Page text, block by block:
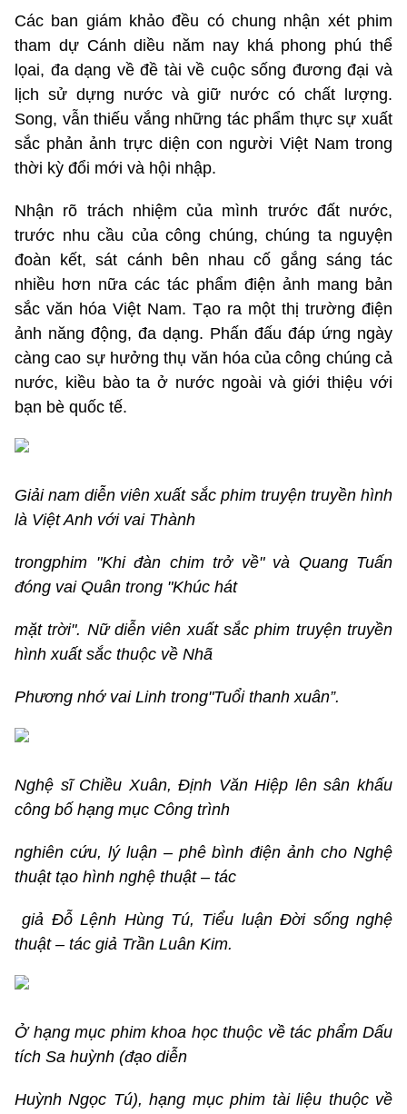
Các ban giám khảo đều có chung nhận xét phim
tham dự Cánh diều năm nay khá phong phú thể
lọai, đa dạng về đề tài về cuộc sống đương đại và
lịch sử dựng nước và giữ nước có chất lượng.
Song, vẫn thiếu vắng những tác phẩm thực sự xuất
sắc phản ảnh trực diện con người Việt Nam trong
thời kỳ đổi mới và hội nhập.
Nhận rõ trách nhiệm của mình trước đất nước,
trước nhu cầu của công chúng, chúng ta nguyện
đoàn kết, sát cánh bên nhau cố gắng sáng tác
nhiều hơn nữa các tác phẩm điện ảnh mang bản
sắc văn hóa Việt Nam. Tạo ra một thị trường điện
ảnh năng động, đa dạng. Phấn đấu đáp ứng ngày
càng cao sự hưởng thụ văn hóa của công chúng cả
nước, kiều bào ta ở nước ngoài và giới thiệu với
bạn bè quốc tế.
Giải nam diễn viên xuất sắc phim truyện truyền hình
là Việt Anh với vai Thành
trongphim "Khi đàn chim trở về" và Quang Tuấn
đóng vai Quân trong "Khúc hát
mặt trời". Nữ diễn viên xuất sắc phim truyện truyền
hình xuất sắc thuộc về Nhã
Phương nhớ vai Linh trong"Tuổi thanh xuân”.
Nghệ sĩ Chiều Xuân, Định Văn Hiệp lên sân khấu
công bố hạng mục Công trình
nghiên cứu, lý luận – phê bình điện ảnh cho Nghệ
thuật tạo hình nghệ thuật – tác
giả Đỗ Lệnh Hùng Tú, Tiểu luận Đời sống nghệ
thuật – tác giả Trần Luân Kim.
Ở hạng mục phim khoa học thuộc về tác phẩm Dấu
tích Sa huỳnh (đạo diễn
Huỳnh Ngọc Tú), hạng mục phim tài liệu thuộc về